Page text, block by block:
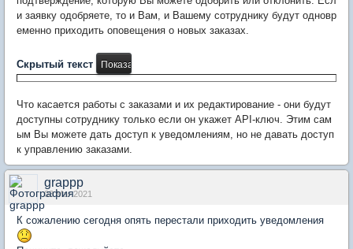
и заявку одобряете, то и Вам, и Вашему сотруднику будут одновр
еменно приходить оповещения о новых заказах.
Скрытый текст
Что касается работы с заказами и их редактирование - они будут
доступны сотруднику только если он укажет API-ключ. Этим сам
ым Вы можете дать доступ к уведомлениям, но не давать доступ
к управлению заказами.
grappp
03 Mar 2021
К сожалению сегодня опять перестали приходить уведомления